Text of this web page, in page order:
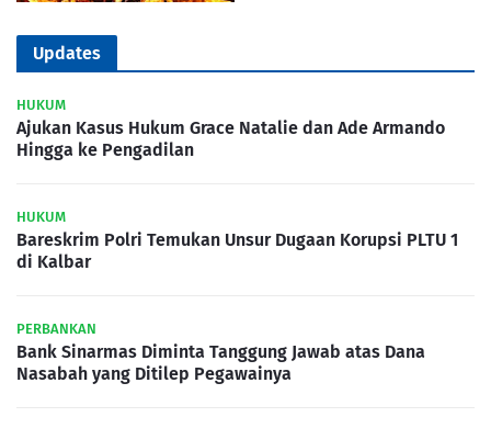
Updates
HUKUM
Ajukan Kasus Hukum Grace Natalie dan Ade Armando
Hingga ke Pengadilan
HUKUM
Bareskrim Polri Temukan Unsur Dugaan Korupsi PLTU 1
di Kalbar
PERBANKAN
Bank Sinarmas Diminta Tanggung Jawab atas Dana
Nasabah yang Ditilep Pegawainya